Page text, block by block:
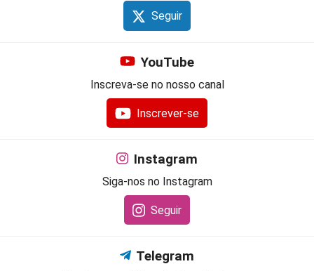
Seguir
YouTube
Inscreva-se no nosso canal
Inscrever-se
Instagram
Siga-nos no Instagram
Seguir
Telegram